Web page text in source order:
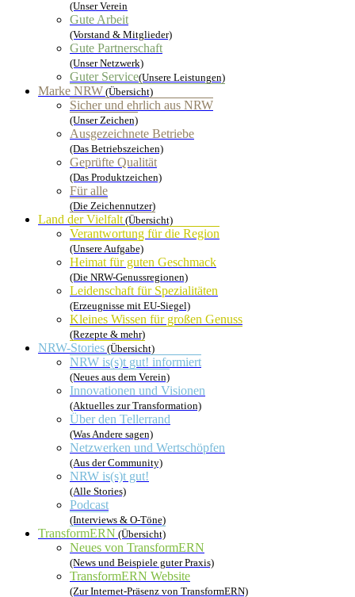
(Unser Verein
Gute Arbeit
(Vorstand & Mitglieder)
Gute Partnerschaft
(Unser Netzwerk)
Guter Service(Unsere Leistungen)
Marke NRW (Übersicht)
Sicher und ehrlich aus NRW
(Unser Zeichen)
Ausgezeichnete Betriebe
(Das Betriebszeichen)
Geprüfte Qualität
(Das Produktzeichen)
Für alle
(Die Zeichennutzer)
Land der Vielfalt(Übersicht)
Verantwortung für die Region
(Unsere Aufgabe)
Heimat für guten Geschmack
(Die NRW-Genussregionen)
Leidenschaft für Spezialitäten
(Erzeugnisse mit EU-Siegel)
Kleines Wissen für großen Genuss
(Rezepte & mehr)
NRW-Stories (Übersicht)
NRW is(s)t gut! informiert
(Neues aus dem Verein)
Innovationen und Visionen
(Aktuelles zur Transformation)
Über den Tellerrand
(Was Andere sagen)
Netzwerken und Wertschöpfen
(Aus der Community)
NRW is(s)t gut!
(Alle Stories)
Podcast
(Interviews & O-Töne)
TransformERN (Übersicht)
Neues von TransformERN
(News und Beispiele guter Praxis)
TransformERN Website
(Zur Internet-Präsenz von TransformERN)